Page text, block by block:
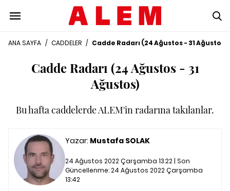
ANA SAYFA / CADDELER / Cadde Radarı (24 Ağustos - 31 Ağustos)
Cadde Radarı (24 Ağustos - 31
Ağustos)
Bu hafta caddelerde ALEM'in radarına takılanlar.
Yazar: Mustafa SOLAK
24 Ağustos 2022 Çarşamba 13:22 | Son
Güncellenme:24 Ağustos 2022 Çarşamba
13:42